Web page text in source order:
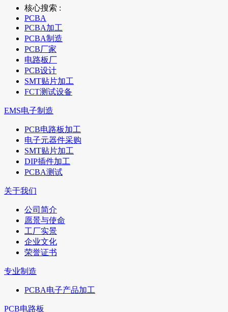
核心搜索 :
PCBA
PCBA加工
PCBA制造
PCB厂家
电路板厂
PCB设计
SMT贴片加工
FCT测试设备
EMS电子制造
PCB电路板加工
电子元器件采购
SMT贴片加工
DIP插件加工
PCBA测试
关于我们
公司简介
愿景与使命
工厂实景
企业文化
荣誉证书
专业制造
PCBA电子产品加工
PCB电路板